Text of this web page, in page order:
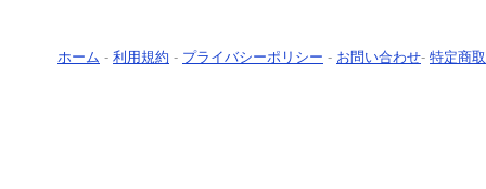
ホーム - 利用規約 - プライバシーポリシー - お問い合わせ- 特定商